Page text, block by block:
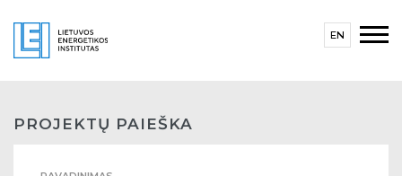
EN
PROJEKTŲ PAIEŠKA